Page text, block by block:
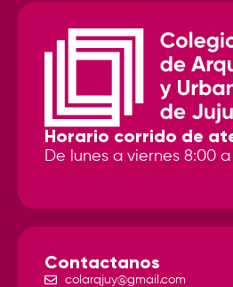
Horario corrido de
De lunes a viernes 8:00 a
Contactanos
colarqjuy@gmail.com